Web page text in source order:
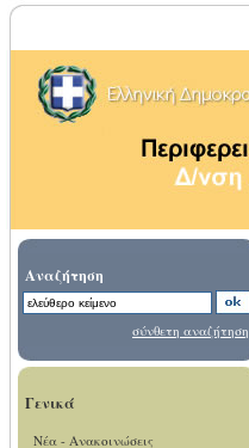
Αναζήτηση
σύνθετη αναζήτηση
Γενικά
Νέα - Ανακοινώσεις